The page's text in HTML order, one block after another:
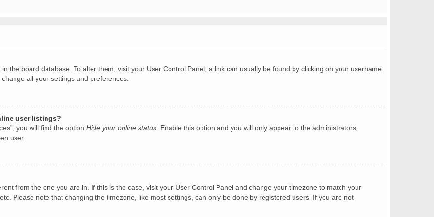
the board database. To alter them, visit your User Control Panel; a link can usually be found by clicking on your username
all your settings and preferences.
user listings?
you will find the option Hide your online status. Enable this option and you will only appear to the administrators,
user.
from the one you are in. If this is the case, visit your User Control Panel and change your timezone to match your
Please note that changing the timezone, like most settings, can only be done by registered users. If you are not